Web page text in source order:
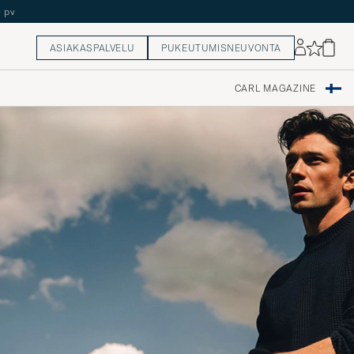
pv
ASIAKASPALVELU PUKEUTUMISNEUVONTA
CARL MAGAZINE